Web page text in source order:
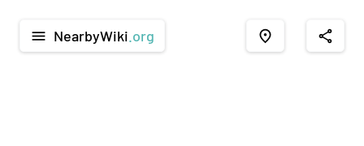
menu NearbyWiki .org place share